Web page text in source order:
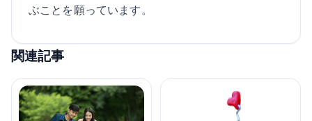
ぶことを願っています。
関連記事